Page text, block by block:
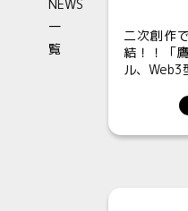
二次創作
結！！「
ル、Web3